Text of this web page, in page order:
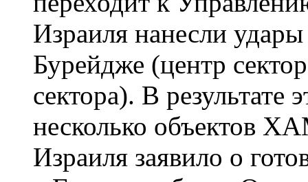
Израиля нанесли
Бурейдже (центр
сектора). В
несколько объектов
Израиля заявило о